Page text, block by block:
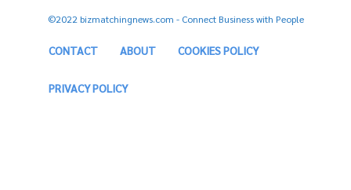
©2022 bizmatchingnews.com - Connect Business with People
CONTACT ABOUT COOKIES POLICY
PRIVACY POLICY